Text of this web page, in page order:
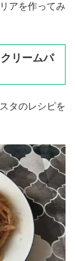
アを作ってみ
リームパ
タのレシピを